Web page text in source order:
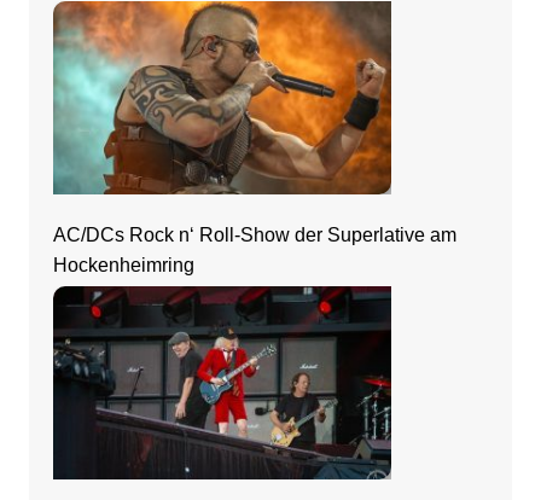
AC/DCs Rock n‘ Roll-Show der Superlative am
Hockenheimring